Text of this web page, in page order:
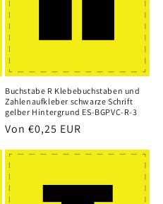
Buchstabe R Klebebuchstaben und
Zahlenaufkleber schwarze Schrift
gelber Hintergrund ES-BGPVC-R-3
Normaler
Preis
Von €0,25 EUR